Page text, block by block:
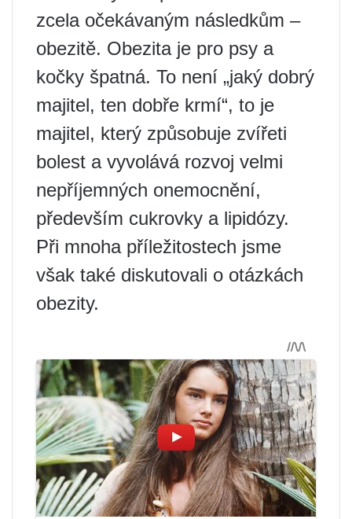
zcela očekávaným následkům –
obezitě. Obezita je pro psy a
kočky špatná. To není „jaký dobrý
majitel, ten dobře krmí“, to je
majitel, který způsobuje zvířeti
bolest a vyvolává rozvoj velmi
nepříjemných onemocnění,
především cukrovky a lipidózy.
Při mnoha příležitostech jsme
však také diskutovali o otázkách
obezity.